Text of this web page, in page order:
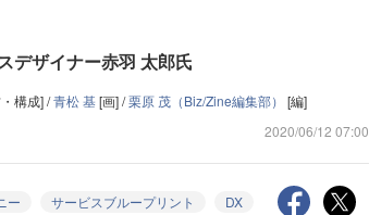
デザイナー赤羽 太郎氏
構成] /青松 基[画] /栗原 茂（Biz/Zine編集部） [編]
2020/06/12 07:00
ー サービスブループリント DX